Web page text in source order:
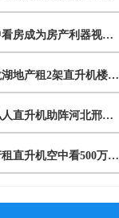
直升机空中看房成为房产利器视频播放量近千万
山东济南龙湖地产租2架直升机楼盘开业
元旦庆典私人直升机助阵河北邢台一珠宝商家
济南一地产租直升机空中看500万别墅